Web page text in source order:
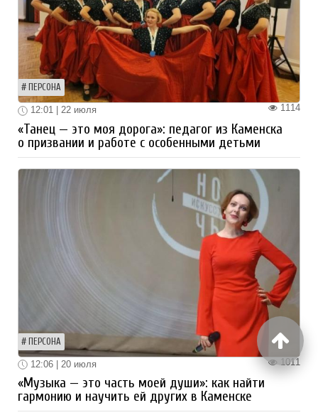
ПЕРСОНА
1114
12:01 | 22 июля
«Танец — это моя дорога»: педагог из Каменска
о призвании и работе с особенными детьми
ПЕРСОНА
1011
12:06 | 20 июля
«Музыка — это часть моей души»: как найти
гармонию и научить ей других в Каменске